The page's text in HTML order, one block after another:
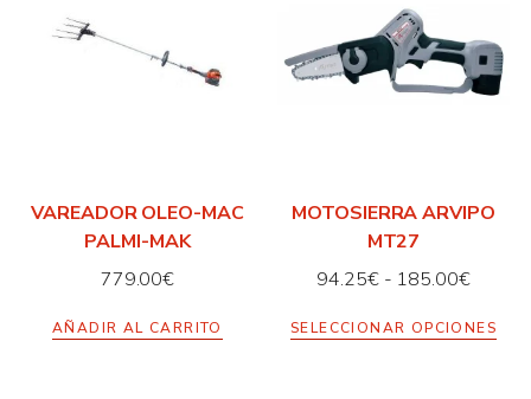
VAREADOR OLEO-MAC
PALMI-MAK
779.00€
AÑADIR AL CARRITO
MOTOSIERRA ARVIPO
MT27
94.25€ - 185.00€
SELECCIONAR OPCIONES